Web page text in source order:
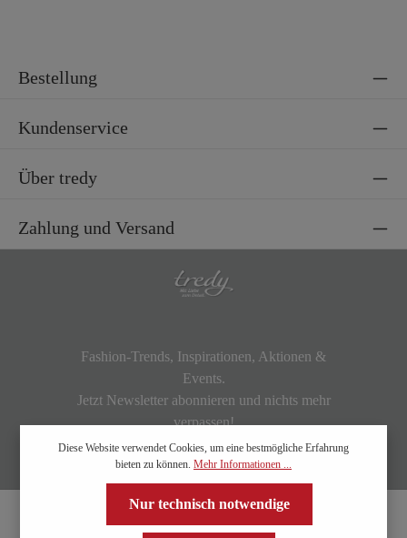
Bestellung
Kundenservice
Über tredy
Zahlung und Versand
Fashion-Trends, Inspirationen, Aktionen &
Events.
Jetzt Newsletter abonnieren und nichts mehr
verpassen!
Diese Website verwendet Cookies, um eine bestmögliche Erfahrung
bieten zu können. Mehr Informationen ...
Nur technisch notwendige